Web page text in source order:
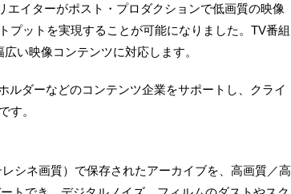
エイターがポスト・プロダクションで低画質の映像
プットを実現することが可能になりました。TV番組
い映像コンテンツに対応します。
ルダーなどのコンテンツ企業をサポートし、クライ
す。
シネ画質）で保存されたアーカイブを、高画質／高